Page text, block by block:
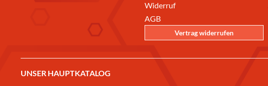
Widerruf
AGB
Vertrag widerrufen
UNSER HAUPTKATALOG